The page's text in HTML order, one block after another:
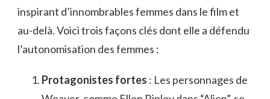
inspirant d’innombrables femmes dans le film et
au-delà. Voici trois façons clés dont elle a défendu
l’autonomisation des femmes :
Protagonistes fortes : Les personnages de